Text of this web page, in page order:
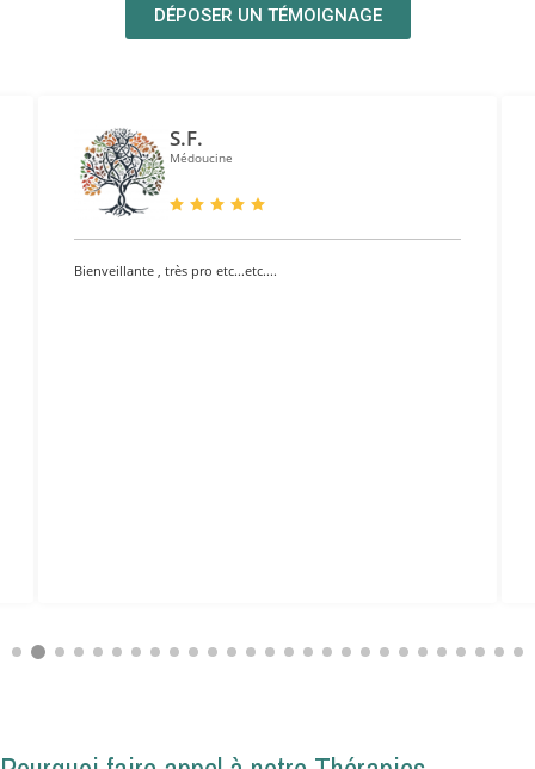
DÉPOSER UN TÉMOIGNAGE
S.F.
Médoucine
Bienveillante , très pro etc...etc....